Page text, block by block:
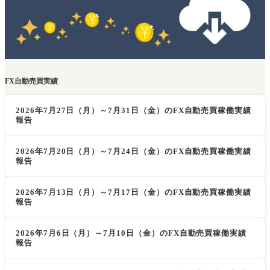
FX自動売買実績
2026年7月27日（月）～7月31日（金）のFX自動売買稼働実績
報告
2026年7月20日（月）～7月24日（金）のFX自動売買稼働実績
報告
2026年7月13日（月）～7月17日（金）のFX自動売買稼働実績
報告
2026年7月6日（月）～7月10日（金）のFX自動売買稼働実績
報告